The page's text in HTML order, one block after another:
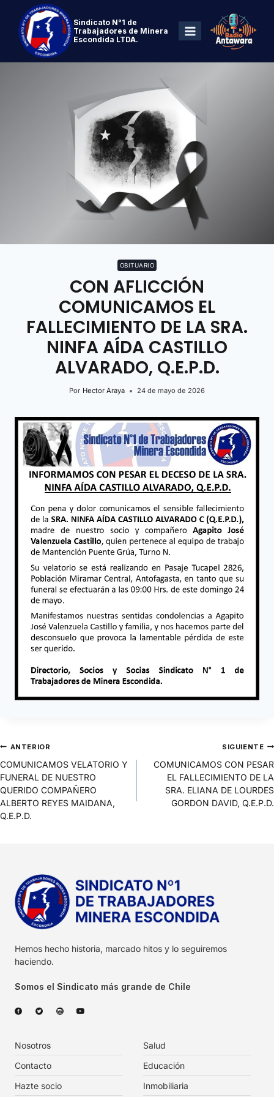
Sindicato N°1 de
Trabajadores de Minera
Escondida LTDA.
OBITUARIO
CON AFLICCIÓN
COMUNICAMOS EL
FALLECIMIENTO DE LA SRA.
NINFA AÍDA CASTILLO
ALVARADO, Q.E.P.D.
Por Hector Araya 24 de mayo de 2026
ANTERIOR
COMUNICAMOS VELATORIO Y
FUNERAL DE NUESTRO
QUERIDO COMPAÑERO
ALBERTO REYES MAIDANA,
Q.E.P.D.
SIGUIENTE
COMUNICAMOS CON PESAR
EL FALLECIMIENTO DE LA
SRA. ELIANA DE LOURDES
GORDON DAVID, Q.E.P.D.
Hemos hecho historia, marcado hitos y lo seguiremos
haciendo.
Somos el Sindicato más grande de Chile
Nosotros
Contacto
Hazte socio
Salud
Educación
Inmobiliaria